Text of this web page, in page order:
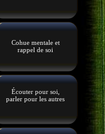
Cohue mentale et
rappel de soi
Écouter pour soi,
parler pour les autres